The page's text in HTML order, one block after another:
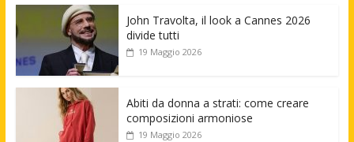
John Travolta, il look a Cannes 2026
divide tutti
19 Maggio 2026
Abiti da donna a strati: come creare
composizioni armoniose
19 Maggio 2026